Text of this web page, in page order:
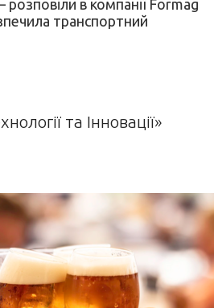
в компанії Formag
транспортний
та Інновації»